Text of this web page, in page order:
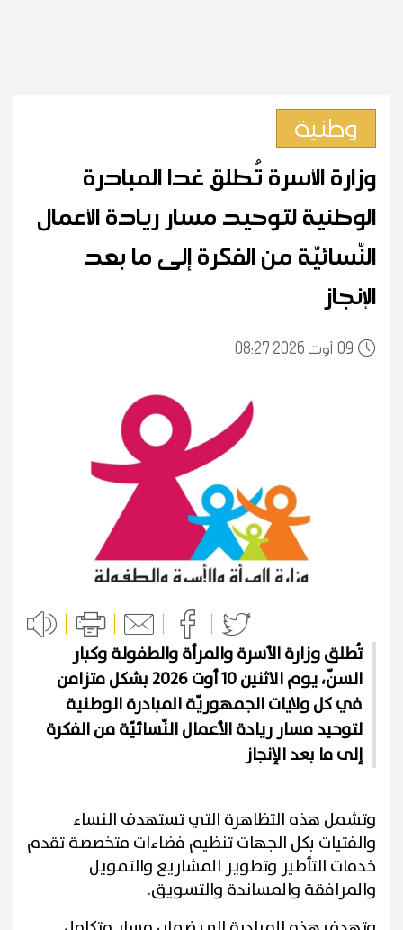
وطنية
وزارة الأسرة تُطلق غدا المبادرة
الوطنية لتوحيد مسار ريادة الأعمال
النّسائيّة من الفكرة إلى ما بعد
الإنجاز
0908:27 2026 أوت
تُطلق وزارة الأسرة والمرأة والطفولة وكبار
السنّ، يوم الاثنين 10 أوت 2026 بشكل متزامن
في كل ولايات الجمهوريّة المبادرة الوطنية
لتوحيد مسار ريادة الأعمال النّسائيّة من الفكرة
إلى ما بعد الإنجاز
وتشمل هذه التظاهرة التي تستهدف النساء
والفتيات بكل الجهات تنظيم فضاءات متخصصة تقدم
خدمات التأطير وتطوير المشاريع والتمويل
والمرافقة والمساندة والتسويق.